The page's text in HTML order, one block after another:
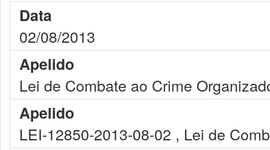
Data
02/08/2013
Apelido
Lei de Combate ao Crime
Apelido
LEI-12850-2013-08-02 , Lei de